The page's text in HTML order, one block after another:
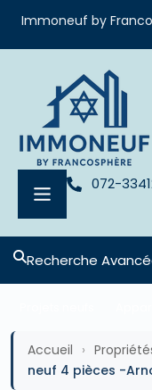
Immoneuf by
072-
Recherche
Accueil ›
neuf 4 pièces -